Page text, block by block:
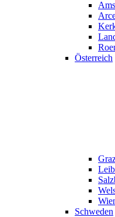
Österreich
Schweden